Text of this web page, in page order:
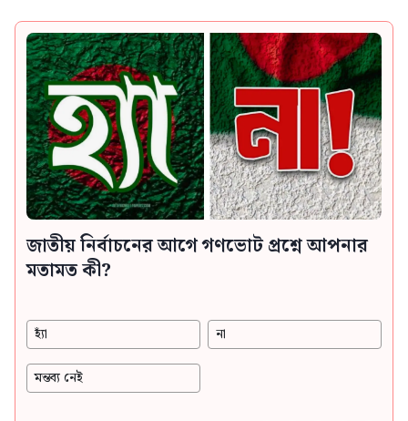
জাতীয় নির্বাচনের আগে গণভোট প্রশ্নে আপনার
মতামত কী?
হ্যাঁ না
মন্তব্য নেই